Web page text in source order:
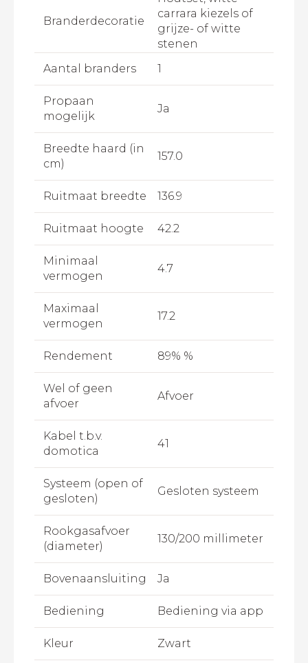
Branderdecoratie
carrara kiezels of
grijze- of witte
stenen
Aantal branders
1
Propaan
mogelijk
Ja
Breedte haard (in
cm)
157.0
Ruitmaat breedte 136.9
Ruitmaat hoogte 42.2
Minimaal
vermogen
4.7
Maximaal
vermogen
17.2
Rendement 89% %
Wel of geen
afvoer
Afvoer
Kabel t.b.v.
domotica
41
Systeem (open of
gesloten)
Gesloten systeem
Rookgasafvoer
(diameter)
130/200 millimeter
Bovenaansluiting Ja
Bediening Bediening via app
Kleur Zwart